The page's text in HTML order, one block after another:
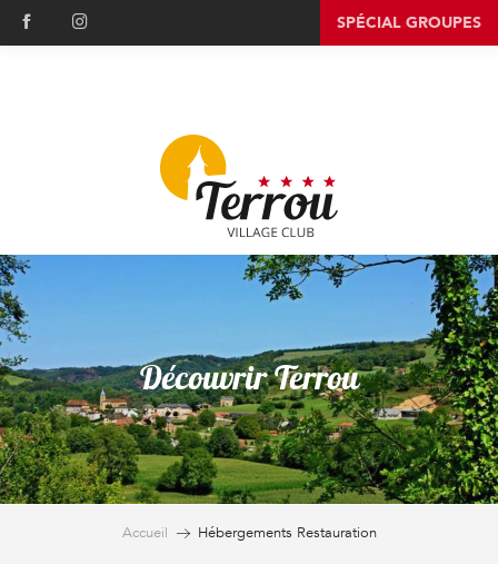
Aller
au
SPÉCIAL GROUPES
Découvrir Terrou
Accueil Hébergements Restauration